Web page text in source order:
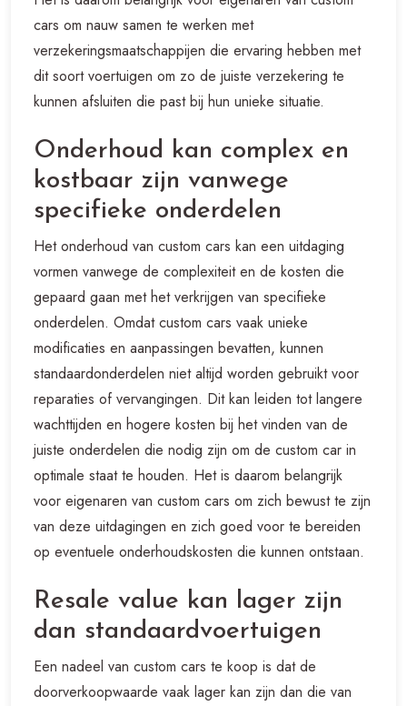
cars om nauw samen te werken met
verzekeringsmaatschappijen die ervaring hebben met
dit soort voertuigen om zo de juiste verzekering te
kunnen afsluiten die past bij hun unieke situatie.
Onderhoud kan complex en
kostbaar zijn vanwege
specifieke onderdelen
Het onderhoud van custom cars kan een uitdaging
vormen vanwege de complexiteit en de kosten die
gepaard gaan met het verkrijgen van specifieke
onderdelen. Omdat custom cars vaak unieke
modificaties en aanpassingen bevatten, kunnen
standaardonderdelen niet altijd worden gebruikt voor
reparaties of vervangingen. Dit kan leiden tot langere
wachttijden en hogere kosten bij het vinden van de
juiste onderdelen die nodig zijn om de custom car in
optimale staat te houden. Het is daarom belangrijk
voor eigenaren van custom cars om zich bewust te zijn
van deze uitdagingen en zich goed voor te bereiden
op eventuele onderhoudskosten die kunnen ontstaan.
Resale value kan lager zijn
dan standaardvoertuigen
Een nadeel van custom cars te koop is dat de
doorverkoopwaarde vaak lager kan zijn dan die van